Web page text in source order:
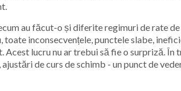
au făcut-o și diferite regimuri de rate
inconsecvențele, punctele slabe,
lucru nu ar trebui să fie o surpriză. În
de curs de schimb - un punct de